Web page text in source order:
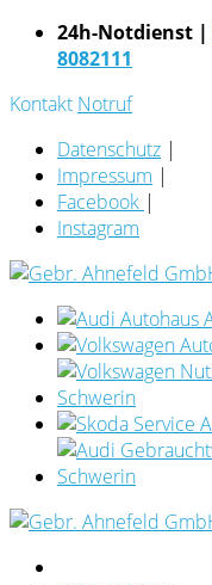
24h-Notdienst |
8082111
Kontakt Notruf
Datenschutz |
Impressum |
Facebook |
Instagram